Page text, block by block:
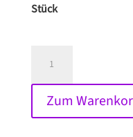
Stück
Spritzer
Zum